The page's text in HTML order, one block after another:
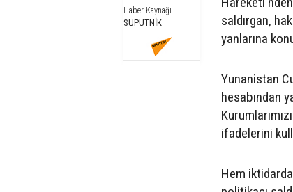
Haber Kaynağı
SUPUTNİK
saldırgan,
yanlarına
Yunanistan
hesabından
ifadelerini
Hem